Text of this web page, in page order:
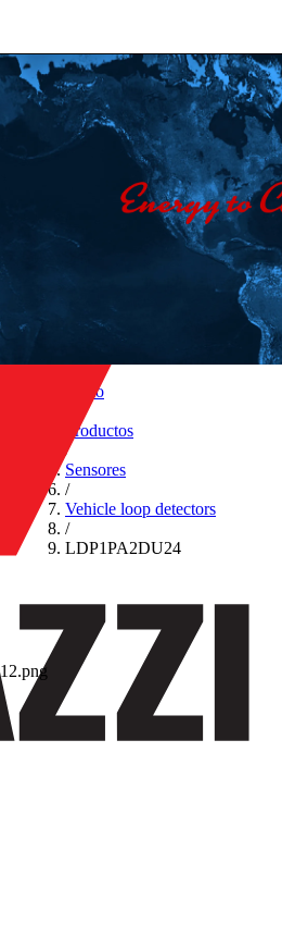
Inicio
Productos
/
Sensores
/
Vehicle loop detectors
/
LDP1PA2DU24